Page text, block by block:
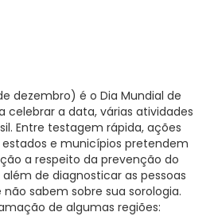
dezembro) é o Dia Mundial de
celebrar a data, várias atividades
Entre testagem rápida, ações
e municípios pretendem
a respeito da prevenção do
além de diagnosticar as pessoas
sabem sobre sua sorologia.
de algumas regiões: